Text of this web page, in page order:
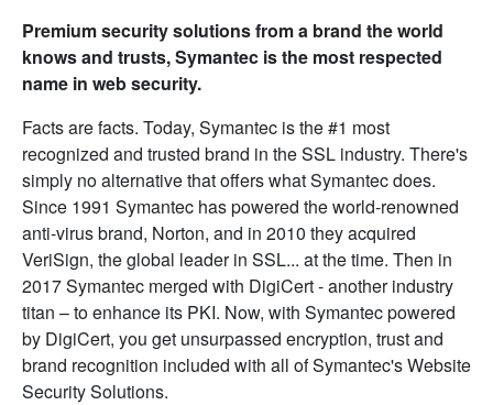
Premium security solutions from a brand the world
knows and trusts, Symantec is the most respected
name in web security.
Facts are facts. Today, Symantec is the #1 most
recognized and trusted brand in the SSL industry. There's
simply no alternative that offers what Symantec does.
Since 1991 Symantec has powered the world-renowned
anti-virus brand, Norton, and in 2010 they acquired
VeriSign, the global leader in SSL... at the time. Then in
2017 Symantec merged with DigiCert - another industry
titan – to enhance its PKI. Now, with Symantec powered
by DigiCert, you get unsurpassed encryption, trust and
brand recognition included with all of Symantec's Website
Security Solutions.